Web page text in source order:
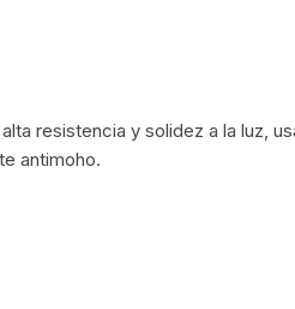
resistencia y solidez a la luz,
antimoho.